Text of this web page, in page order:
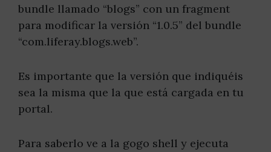
bundle llamado “blogs” con un fragment
para modificar la versión “1.0.5” del bundle
“com.liferay.blogs.web”.
Es importante que la versión que indiquéis
sea la misma que la que está cargada en tu
portal.
Para saberlo ve a la gogo shell y ejecuta